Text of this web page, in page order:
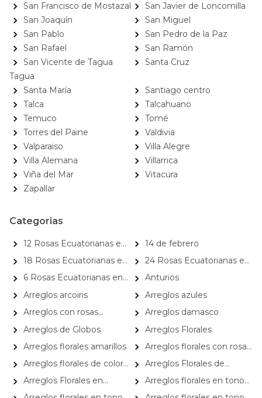
San Francisco de Mostazal
San Javier de Loncomilla
San Joaquín
San Miguel
San Pablo
San Pedro de la Paz
San Rafael
San Ramón
San Vicente de Tagua
Tagua
Santa Cruz
Santa María
Santiago centro
Talca
Talcahuano
Temuco
Tomé
Torres del Paine
Valdivia
Valparaiso
Villa Alegre
Villa Alemana
Villarrica
Viña del Mar
Vitacura
Zapallar
Categorias
12 Rosas Ecuatorianas en
Caja
14 de febrero
18 Rosas Ecuatorianas en
Caja
24 Rosas Ecuatorianas en
Caja
6 Rosas Ecuatorianas en
Caja
Anturios
Arreglos arcoiris
Arreglos azules
Arreglos con rosas
ecuatorianas
Arreglos damasco
Arreglos de Globos
Arreglos Florales
Arreglos florales amarillos
Arreglos florales con rosas
bicolor
Arreglos florales de color
rojo
Arreglos Florales de
Cumpleaños
Arreglos Florales en
Florero
Arreglos florales en tono
blanco